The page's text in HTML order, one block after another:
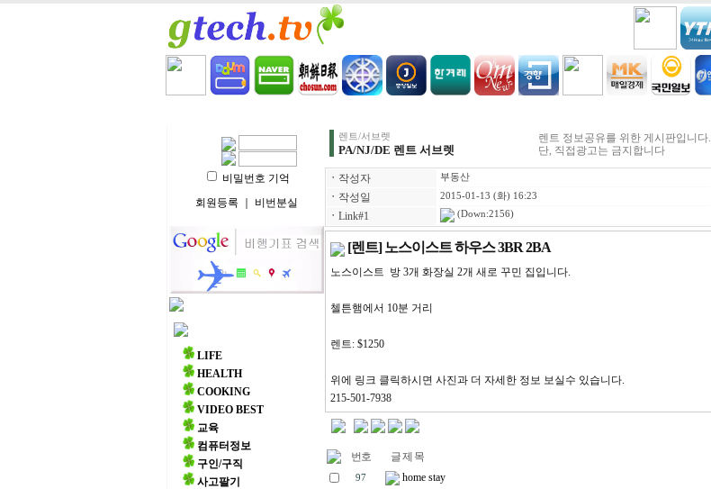
비밀번호 기억
회원등록
비번분실
주요 메뉴
LIFE
HEALTH
COOKING
VIDEO BEST
교육
컴퓨터정보
구인/구직
사고팔기
렌트/서브렛
PA/NJ/DE 렌트 서브렛
렌트 정보공유를 위한 게시판입니다.
단, 직접광고는 금지합니다
ㆍ 작성자 부동산
ㆍ 작성일 2015-01-13 (화) 16:23
ㆍ Link#1 (Down:2156)
[렌트] 노스이스트 하우스 3BR 2BA
노스이스트 방 3개 화장실 2개 새로 꾸민 집입니다.
첼튼햄에서 10분 거리
렌트: $1250
위에 링크 클릭하시면 사진과 더 자세한 정보 보실수 있습니다.
215-501-7938
번호 글 제 목
97 home stay